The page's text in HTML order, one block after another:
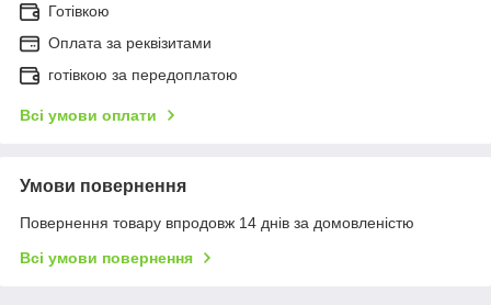
Готівкою
Оплата за реквізитами
готівкою за передоплатою
Всі умови оплати
Умови повернення
Повернення товару впродовж 14 днів за домовленістю
Всі умови повернення